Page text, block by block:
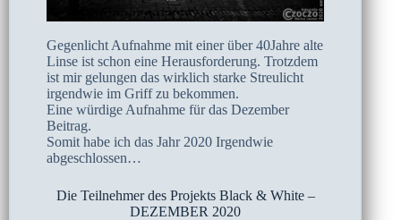
Gegenlicht Aufnahme mit einer über 40Jahre alte
Linse ist schon eine Herausforderung. Trotzdem
ist mir gelungen das wirklich starke Streulicht
irgendwie im Griff zu bekommen.
Eine würdige Aufnahme für das Dezember
Beitrag.
Somit habe ich das Jahr 2020 Irgendwie
abgeschlossen…
Die Teilnehmer des Projekts Black & White –
DEZEMBER 2020